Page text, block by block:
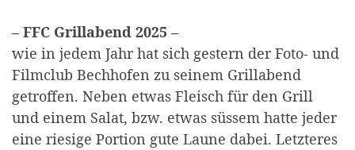
– FFC Grillabend 2025 –
wie in jedem Jahr hat sich gestern der Foto- und
Filmclub Bechhofen zu seinem Grillabend
getroffen. Neben etwas Fleisch für den Grill
und einem Salat, bzw. etwas süssem hatte jeder
eine riesige Portion gute Laune dabei. Letzteres